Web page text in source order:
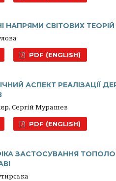
НАПРЯМИ СВІТОВИХ ТЕОРІЙ
PDF (ENGLISH)
АСПЕКТ РЕАЛІЗАЦІЇ
Сергій Мурашев
PDF (ENGLISH)
ЗАСТОСУВАННЯ